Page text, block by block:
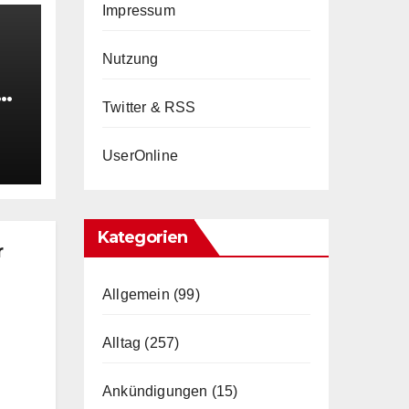
Impressum
Nutzung
Twitter & RSS
UserOnline
Kategorien
Allgemein (99)
Alltag (257)
Ankündigungen (15)